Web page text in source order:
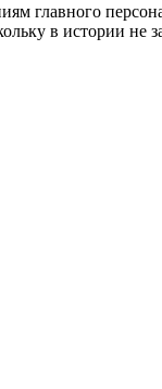
главного
в истории не